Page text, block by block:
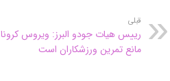
قبلی
رییس هیات جودو البرز: ویروس کرونا
مانع تمرین ورزشکاران است